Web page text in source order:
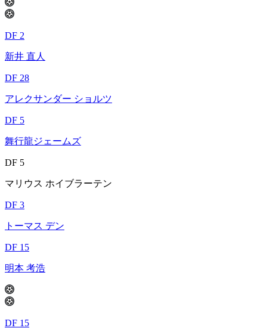
DF 2
新井 直人
DF 28
アレクサンダー ショルツ
DF 5
舞行龍ジェームズ
DF 5
マリウス ホイブラーテン
DF 3
トーマス デン
DF 15
明本 考浩
DF 15